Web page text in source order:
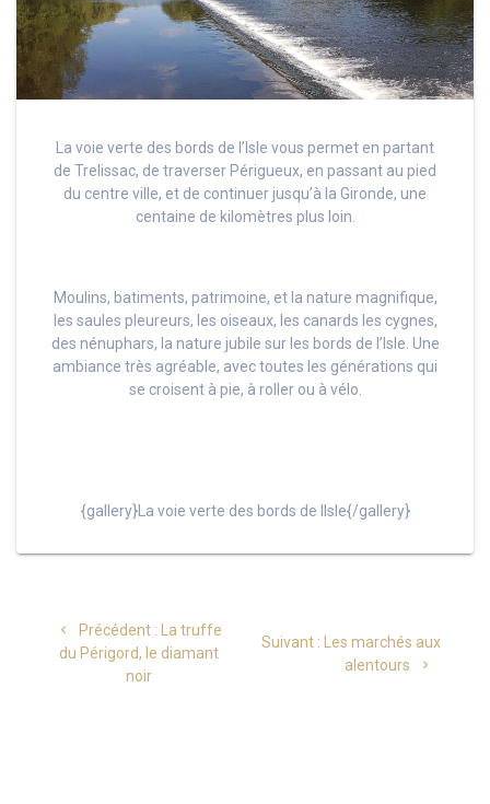
La voie verte des bords de l’Isle vous permet en partant
de Trelissac, de traverser Périgueux, en passant au pied
du centre ville, et de continuer jusqu’à la Gironde, une
centaine de kilomètres plus loin.
Moulins, batiments, patrimoine, et la nature magnifique,
les saules pleureurs, les oiseaux, les canards les cygnes,
des nénuphars, la nature jubile sur les bords de l’Isle. Une
ambiance très agréable, avec toutes les générations qui
se croisent à pie, à roller ou à vélo.
{gallery}La voie verte des bords de lIsle{/gallery}
Précédent : Article
précédent
La truffe
du Périgord, le diamant
noir
Suivant : Article
suivant
Les marchés aux
alentours